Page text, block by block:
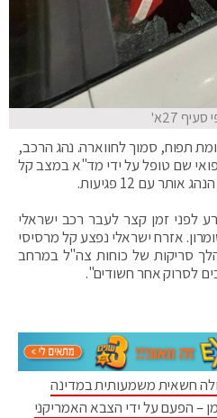
27א'
תפוח, סמוך לחווארה. נהג הרכב,
רפואי שם טופל על ידי מד"א במצב קל
עם 12 פגיעות.
לפני זמן קצר לעבר רכב ישראלי
אזרח ישראלי נפצע קל מרסיסי
סריקות של כוחות צה"ל במרחב
לסרוק אחר חשודים".
חשאית משמעותית במדינה
– הפעם על ידי הצבא האמריקני